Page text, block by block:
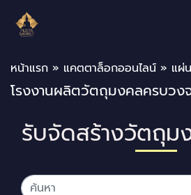
หน้าแรก » แคตตาล็อกออนไลน์ » แผ่
โรงงานผลิตวัตถุมงคลครบวง
รับจัดสร้างวัตถุ